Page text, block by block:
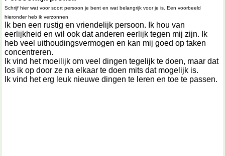
Schrijf hier wat voor soort persoon je bent en wat belangrijk voor je is. Een voorbeeld
hieronder heb ik verzonnen
Ik ben een rustig en vriendelijk persoon. Ik hou van
eerlijkheid en wil ook dat anderen eerlijk tegen mij zijn. Ik
heb veel uithoudingsvermogen en kan mij goed op taken
concentreren.
Ik vind het moeilijk om veel dingen tegelijk te doen, maar dat
los ik op door ze na elkaar te doen mits dat mogelijk is.
Ik vind het erg leuk nieuwe dingen te leren en toe te passen.